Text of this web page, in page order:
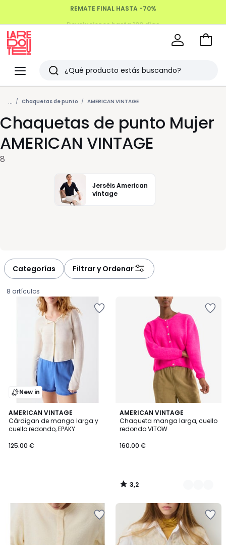
Menu
Redoute
Buscar
Últimos
artículos
vistos
Ir
... Chaquetas de punto AMERICAN VINTAGE
Chaquetas de punto Mujer
AMERICAN VINTAGE
8
Jerséis American
vintage
Categorías Filtrar y Ordenar
8 artículos
New in
AMERICAN VINTAGE
Cárdigan de manga larga y
cuello redondo, EPAKY
€.
125.00 €
AMERICAN VINTAGE
Chaqueta manga larga, cuello
redondo VITOW
160.00 €
3,2
/ 5
5
Colores
3,2
/